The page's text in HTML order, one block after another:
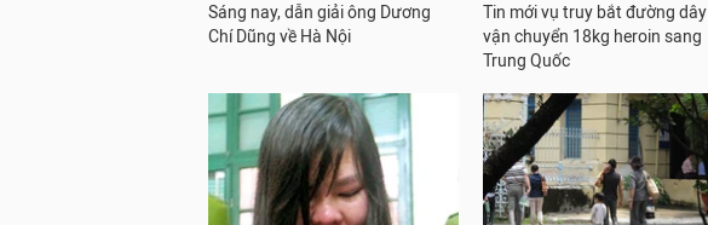
Sáng nay, dẫn giải ông Dương
Chí Dũng về Hà Nội
Tin mới vụ truy bắt đường dây
vận chuyển 18kg heroin sang
Trung Quốc